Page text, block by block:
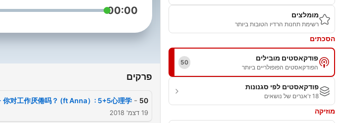
מומלצים
רשימת תחנות הרדיו הטובות ביותר
הסכתים
פודקאסטים מובילים
הפודקאסטים הפופולריים ביותר
50
פודקאסטים לפי סגנונות
18 ז'אנרים של נושאים
מוזיקה
00:00
פרקים
50
-
对工作厌倦吗？ (ft Anna）: 5+5心理学
19 דצמ' 2018